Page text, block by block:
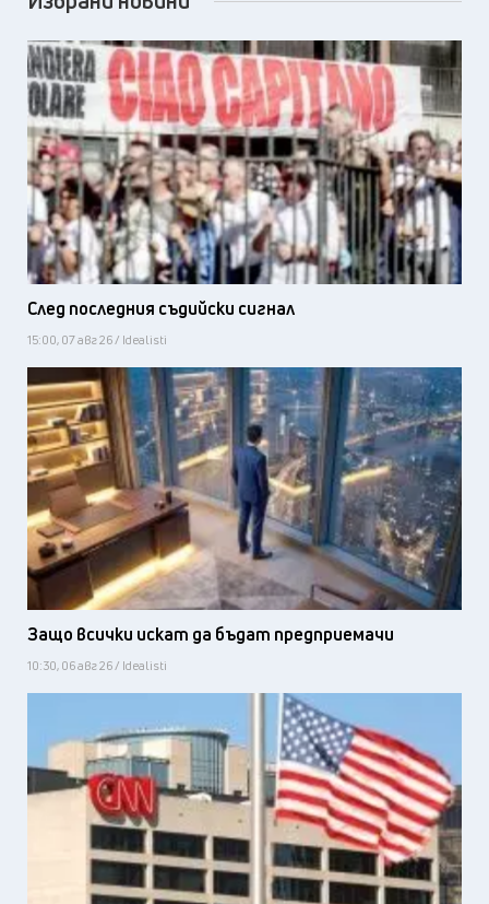
След последния съдийски сигнал
15:00, 07 авг 26 / Idealisti
Защо всички искат да бъдат предприемачи
10:30, 06 авг 26 / Idealisti